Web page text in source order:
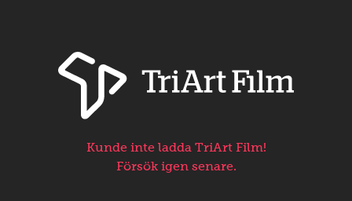
Kunde inte ladda TriArt Film!
Försök igen senare.